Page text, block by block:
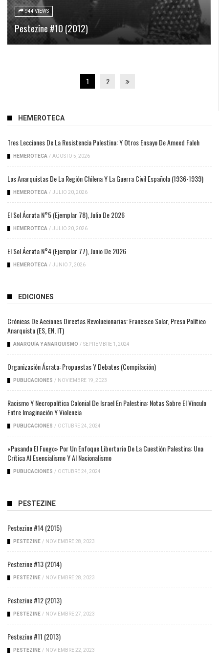
944 VIEWS
Pestezine #10 (2012)
1 2
HEMEROTECA
Tres Lecciones De La Resistencia Palestina: Y Otros Ensayo De Ameed Faleh
HEMEROTECA / AGOSTO 5, 2026
Los Anarquistas De La Región Chilena Y La Guerra Civil Española (1936-1939)
HEMEROTECA / JULIO 20, 2026
El Sol Ácrata N°5 (ejemplar 78), Julio De 2026
HEMEROTECA / JULIO 20, 2026
El Sol Ácrata N°4 (ejemplar 77), Junio De 2026
HEMEROTECA / JUNIO 7, 2026
EDICIONES
Crónicas De Acciones Directas Revolucionarias: Francisco Solar, Preso Político
Anarquista (ES, EN, IT)
ANARQUÍA Y ANARQUISMO / SEPTIEMBRE 1, 2024
Organización Ácrata: Propuestas Y Debates (compilación)
PUBLICACIONES / NOVIEMBRE 19, 2023
Racismo Y Necropolítica Colonial De Israel En Palestina: Notas Sobre El Vínculo
Entre Imaginación Y Violencia
PUBLICACIONES / OCTUBRE 24, 2024
«Pasando El Fuego» Por Un Enfoque Libertario De La Cuestión Palestina: Una
Crítica Al Esencialismo Y Al Nacionalismo
PUBLICACIONES / OCTUBRE 24, 2024
PESTEZINE
Pestezine #14 (2015)
PESTEZINE / NOVIEMBRE 28, 2023
Pestezine #13 (2014)
PESTEZINE / NOVIEMBRE 28, 2023
Pestezine #12 (2013)
PESTEZINE / NOVIEMBRE 27, 2023
Pestezine #11 (2013)
PESTEZINE / NOVIEMBRE 22, 2023